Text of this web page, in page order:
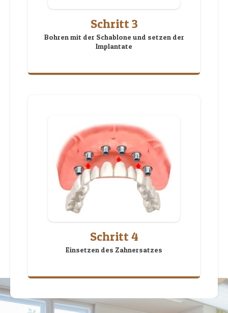
Implantate
Einsetzen des Zahnersatzes